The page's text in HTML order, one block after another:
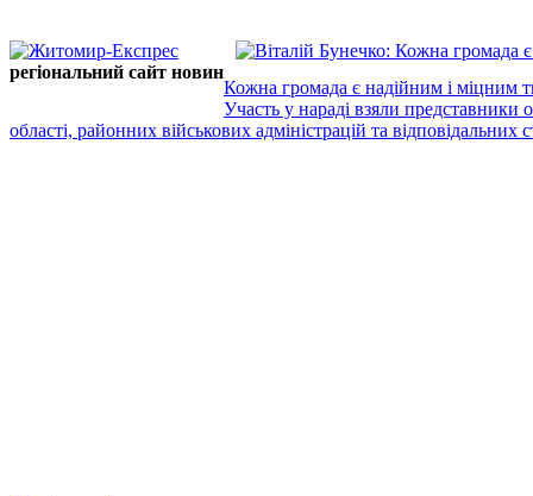
регіональний сайт новин
Кожна громада є надійним і міцним
Участь у нараді взяли представники
області, районних військових адміністрацій та відповідальних